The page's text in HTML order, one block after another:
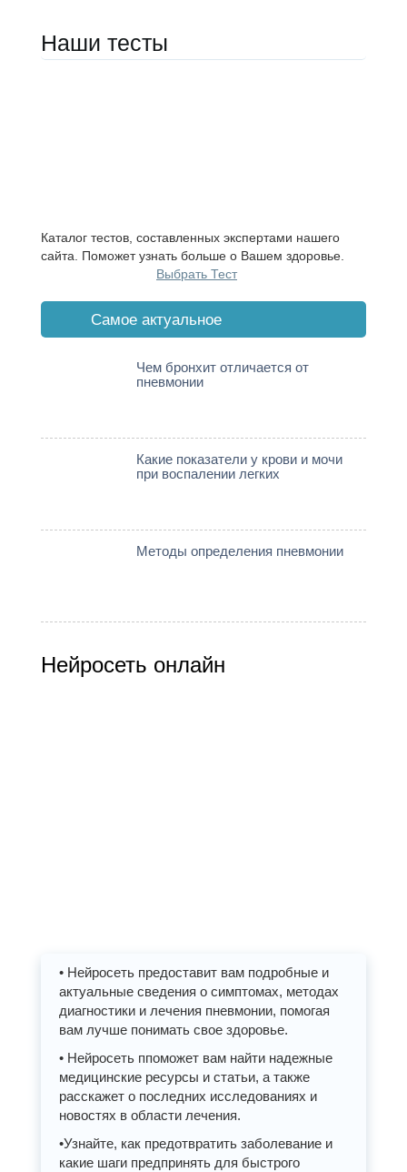
Наши тесты
Каталог тестов, составленных экспертами нашего
сайта. Поможет узнать больше о Вашем здоровье.
Выбрать Тест
Cамое актуальное
Чем бронхит отличается от
пневмонии
Какие показатели у крови и мочи
при воспалении легких
Методы определения пневмонии
Нейросеть онлайн
• Нейросеть предоставит вам подробные и
актуальные сведения о симптомах, методах
диагностики и лечения пневмонии, помогая
вам лучше понимать свое здоровье.
• Нейросеть ппоможет вам найти надежные
медицинские ресурсы и статьи, а также
расскажет о последних исследованиях и
новостях в области лечения.
•Узнайте, как предотвратить заболевание и
какие шаги предпринять для быстрого